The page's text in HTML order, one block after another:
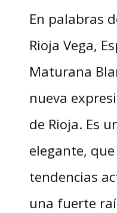
En palabras
Rioja Vega,
Maturana
nueva
de Rioja. Es
elegante,
tendencias
una fuerte